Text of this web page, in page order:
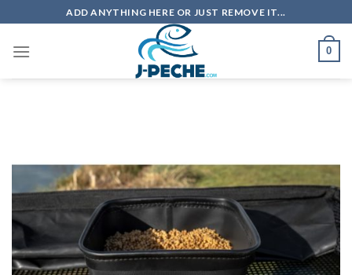
to
content
ADD ANYTHING HERE OR JUST REMOVE IT...
0